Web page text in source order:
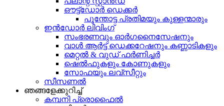
ഔട്ട്ഡോർ ഡെക്കർ
പൂന്തോട്ട പ്രതിമയും കുള്ളന്മാരും
ഇൻഡോർ ലിവിംഗ്
സംഭരണവും ഓർഗനൈസേഷനും
വാൾ ആർട്ട് ഡെക്കറേഷനും കണ്ണാടികളും
മെറ്റൽ & വുഡ് ഫർണിച്ചർ
ഷെൽഫുകളും കോണുകളും
സോഫയും ലവ്സീറ്റും
സീസണൽ
ഞങ്ങളേക്കുറിച്ച്
കമ്പനി പ്രൊഫൈൽ